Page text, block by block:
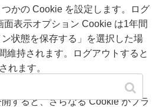
かの Cookie を設定します。ログ
表示オプション Cookie は1年間
状態を保存する」を選択した場
維持されます。ログアウトすると
れます。
すると、さらなる Cookie がブラ